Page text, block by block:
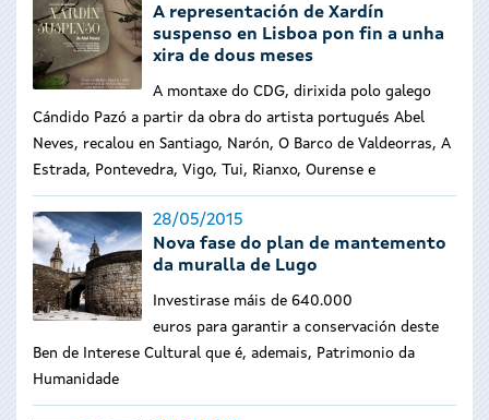
A representación de Xardín
suspenso en Lisboa pon fin a unha
xira de dous meses
A montaxe do CDG, dirixida polo galego
Cándido Pazó a partir da obra do artista portugués Abel
Neves, recalou en Santiago, Narón, O Barco de Valdeorras, A
Estrada, Pontevedra, Vigo, Tui, Rianxo, Ourense e
28/05/2015
Nova fase do plan de mantemento
da muralla de Lugo
Investirase máis de 640.000
euros para garantir a conservación deste
Ben de Interese Cultural que é, ademais, Patrimonio da
Humanidade